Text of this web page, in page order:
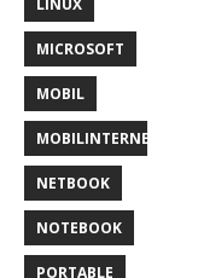
LINUX
MICROSOFT
MOBIL
MOBILINTERNET
NETBOOK
NOTEBOOK
PORTABLE